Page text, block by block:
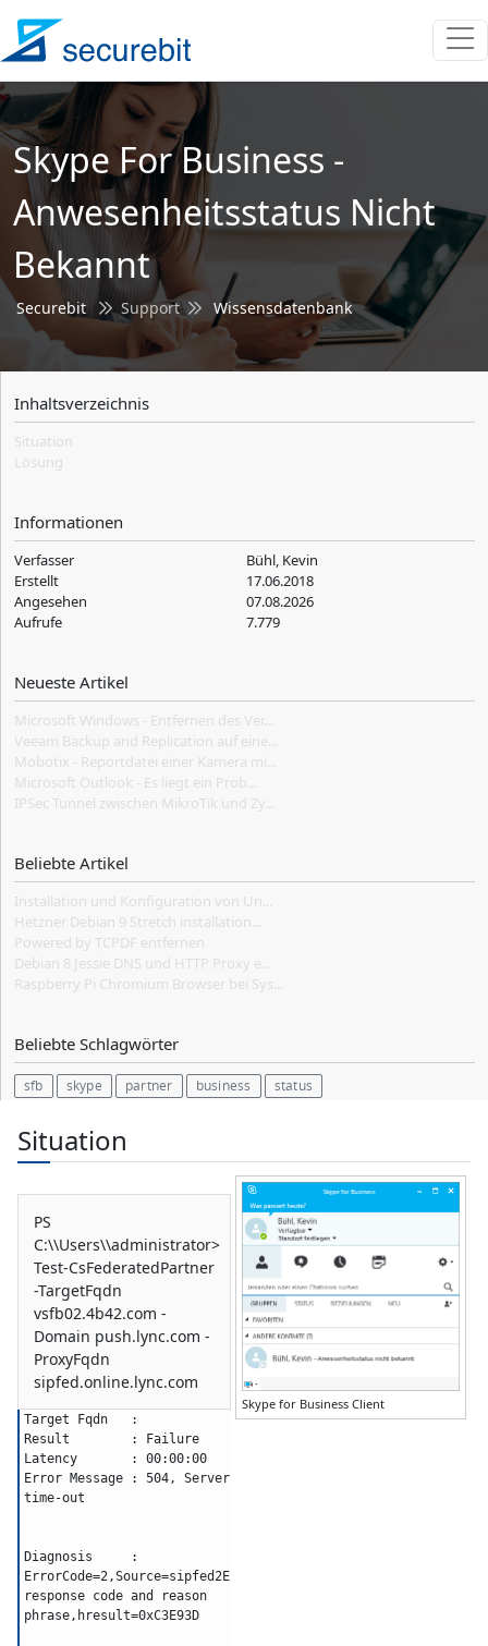
Skype For Business -
Anwesenheitsstatus Nicht
Bekannt
Securebit Support Wissensdatenbank
Inhaltsverzeichnis
Situation
Lösung
Informationen
Verfasser
Bühl, Kevin
Erstellt
17.06.2018
Angesehen
07.08.2026
Aufrufe
7.779
Neueste Artikel
Microsoft Windows - Entfernen des Ver...
Veeam Backup and Replication auf eine...
Mobotix - Reportdatei einer Kamera mi...
Microsoft Outlook - Es liegt ein Prob...
IPSec Tunnel zwischen MikroTik und Zy...
Beliebte Artikel
Installation und Konfiguration von Un...
Hetzner Debian 9 Stretch installation...
Powered by TCPDF entfernen
Debian 8 Jessie DNS und HTTP Proxy e...
Raspberry Pi Chromium Browser bei Sys...
Beliebte Schlagwörter
sfb skype partner business status
Situation
Skype for Business Client
PS
C:\\Users\\administrator>
Test-CsFederatedPartner
-TargetFqdn
vsfb02.4b42.com -
Domain push.lync.com -
ProxyFqdn
sipfed.online.lync.com
Target Fqdn   :
Result        : Failure
Latency       : 00:00:00
Error Message : 504, Server
time-out
Diagnosis     :
ErrorCode=2,Source=sipfed2E.online.lync.com,Reason=See
response code and reason
phrase,hresult=0xC3E93D